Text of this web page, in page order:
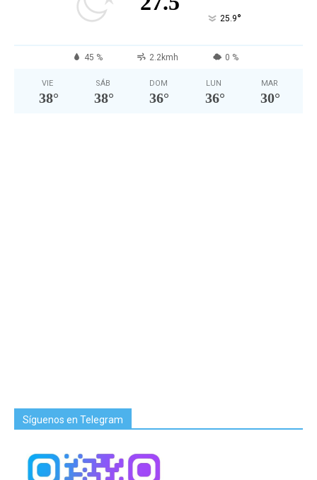
25.9°
45 % 2.2kmh 0 %
VIE
38°
SÁB
38°
DOM
36°
LUN
36°
MAR
30°
Síguenos en Telegram